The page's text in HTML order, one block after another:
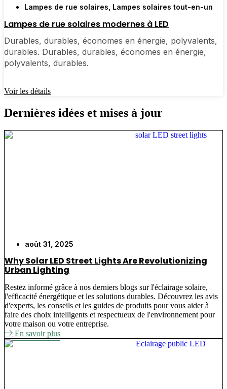
Lampes de rue solaires Lampes solaires tout-en-un
Lampes de rue solaires modernes à LED
Durables, durables, économes en énergie, polyvalents,
durables. Durables, durables, économes en énergie,
polyvalents, durables.
Voir les détails
Dernières idées et mises à jour
août 31, 2025
Why Solar LED Street Lights Are Revolutionizing
Urban Lighting
Restez informé grâce à nos derniers blogs sur l'éclairage solaire,
l'efficacité énergétique et les solutions durables. Découvrez les avis
d'experts, les conseils et les guides de produits pour vous aider à
faire des choix intelligents et respectueux de l'environnement pour
votre maison ou votre entreprise.
En savoir plus